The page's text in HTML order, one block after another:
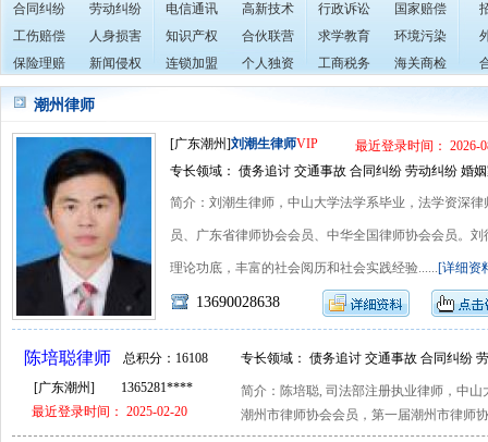
合同纠纷
劳动纠纷
工伤赔偿
人身损害
保险理赔
新闻侵权
电信通讯
高新技术
知识产权
合伙联营
连锁加盟
个人独资
行政诉讼
国家赔偿
求学教育
环境污染
工商税务
海关商检
潮州律师
[广东潮州]刘潮生律师VIP
最近登录时间： 2026-
专长领域： 债务追讨 交通事故 合同纠纷 劳动纠纷 婚
简介：刘潮生律师，中山大学法学系毕业，法学资深
员、广东省律师协会会员、中华全国律师协会会员。
理论功底，丰富的社会阅历和社会实践经验......[详细资
13690028638
陈培聪律师 总积分：16108
分
[广东潮州]
1365281****
最近登录时间： 2025-02-20
专长领域： 债务追讨 交通事故 合同纠纷
产权 刑事辩护 常年顾问
简介：陈培聪, 司法部注册执业律师，中
潮州市律师协会会员，第一届潮州市律师